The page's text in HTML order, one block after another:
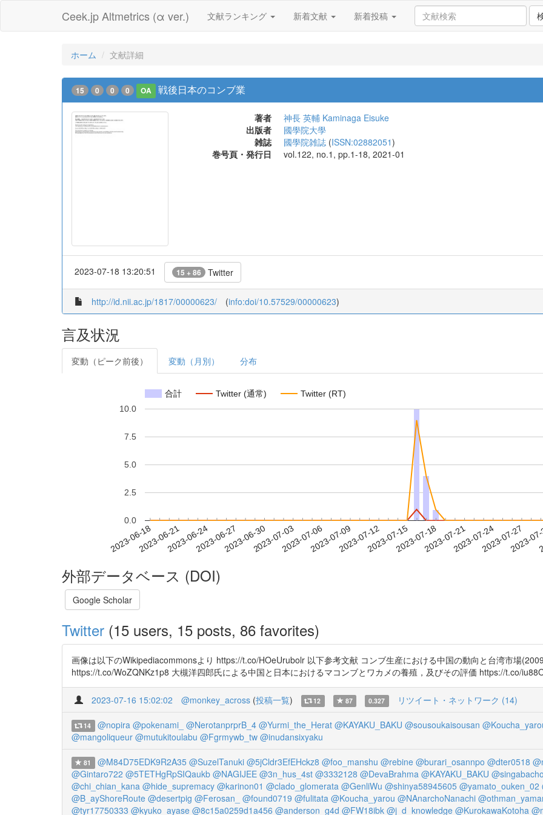
Ceek.jp Altmetrics (α ver.) 文献ランキング 新着文献 新着投稿
ホーム 文献詳細
15 0 0 0 OA 戦後日本のコンブ業
著者 神長 英輔 Kaminaga Eisuke
出版者
國學院大學
雑誌
國學院雑誌 (ISSN:02882051)
巻号頁・発行日
vol.122, no.1, pp.1-18, 2021-01
2023-07-18 13:20:51 15 + 86 Twitter
http://id.nii.ac.jp/1817/00000623/ (info:doi/10.57529/00000623)
言及状況
変動（ピーク前後） 変動（月別） 分布
合計 Twitter (通常) Twitter (RT)
2023-06-182023-06-212023-06-242023-06-272023-06-302023-07-032023-07-062023-07-092023-07-122023-07-152023-07-182023-07-212023-07-242023-07-27
2023-
0.0
2.5
5.0
7.5
10.0
外部データベース (DOI)
Google Scholar
Twitter (15 users, 15 posts, 86 favorites)
画像は以下のWikipediacommonsより https://t.co/HOeUrubolr 以下参考文献 コンブ生産における中国の動向と台湾市場
https://t.co/WoZQNKz1p8 大槻洋四郎氏による中国と日本におけるマコンブとワカメの養殖，及びその評価 https://t.co/
2023-07-16 15:02:02 @monkey_across (投稿一覧) 12 87 0.327 リツイート・ネットワーク (14)
14 @nopira @pokenami_ @NerotanprprB_4 @Yurmi_the_Herat @KAYAKU_BAKU @sousoukaisousan
@mangoliqueur @mutukitoulabu @Fgrmywb_tw @inudansixyaku
81 @M84D75EDK9R2A35 @SuzelTanuki @5jCldr3EfEHckz8 @foo_manshu @rebine @burari_osannpo @dter0518
@Gintaro722 @5TETHgRpSIQaukb @NAGIJEE @3n_hus_4st @3332128 @DevaBrahma @KAYAKU_BAKU @singabacho
@chi_chian_kana @hide_supremacy @karinon01 @clado_glomerata @GenliWu @shinya58945605 @yamato_ouken_02
@B_ayShoreRoute @desertpig @Ferosan_ @found0719 @fulitata @Koucha_yarou @NAnarchoNanachi
@tyr17750333 @kyuko_ayase @8c15a0259d1a456 @anderson_g4d @FW18ibk @j_d_knowledge @KurokawaKotoha